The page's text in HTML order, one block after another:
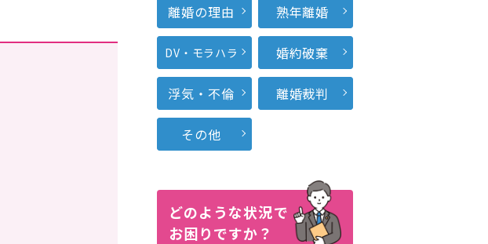
離婚の理由 熟年離婚
DV・モラハラ 婚約破棄
浮気・不倫 離婚裁判
その他
どのような状況で
お困りですか？